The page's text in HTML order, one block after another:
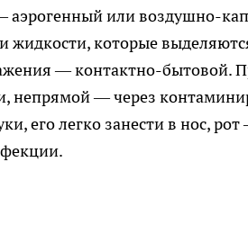
или воздушно-
жидкости, которые
— контактно-бытовой.
непрямой — через
его легко занести в нос,